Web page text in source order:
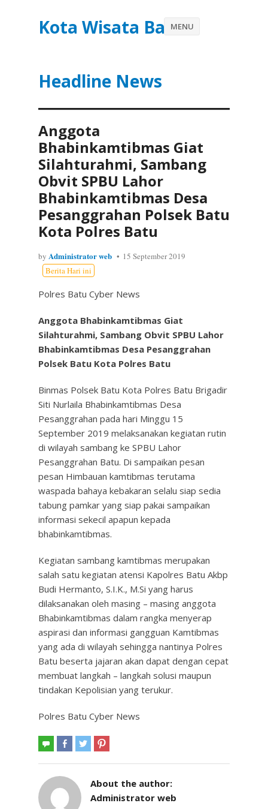
Kota Wisata Batu
Headline News
MENU
Anggota
Bhabinkamtibmas Giat
Silahturahmi, Sambang
Obvit SPBU Lahor
Bhabinkamtibmas Desa
Pesanggrahan Polsek Batu
Kota Polres Batu
by Administrator web
15 September 2019
Berita Hari ini
Polres Batu Cyber News
Anggota Bhabinkamtibmas Giat
Silahturahmi, Sambang Obvit SPBU Lahor
Bhabinkamtibmas Desa Pesanggrahan
Polsek Batu Kota Polres Batu
Binmas Polsek Batu Kota Polres Batu Brigadir
Siti Nurlaila Bhabinkamtibmas Desa
Pesanggrahan pada hari Minggu 15
September 2019 melaksanakan kegiatan rutin
di wilayah sambang ke SPBU Lahor
Pesanggrahan Batu. Di sampaikan pesan
pesan Himbauan kamtibmas terutama
waspada bahaya kebakaran selalu siap sedia
tabung pamkar yang siap pakai sampaikan
informasi sekecil apapun kepada
bhabinkamtibmas.
Kegiatan sambang kamtibmas merupakan
salah satu kegiatan atensi Kapolres Batu Akbp
Budi Hermanto, S.I.K., M.Si yang harus
dilaksanakan oleh masing – masing anggota
Bhabinkamtibmas dalam rangka menyerap
aspirasi dan informasi gangguan Kamtibmas
yang ada di wilayah sehingga nantinya Polres
Batu beserta jajaran akan dapat dengan cepat
membuat langkah – langkah solusi maupun
tindakan Kepolisian yang terukur.
Polres Batu Cyber News
About the author:
Administrator web